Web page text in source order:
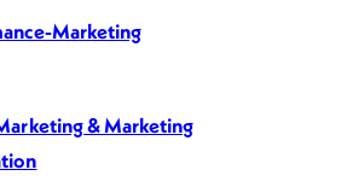
Marketing
& Marketing